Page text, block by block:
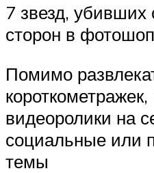
7 звезд,
сторон в
Помимо
видеоролики на
социальные или
темы